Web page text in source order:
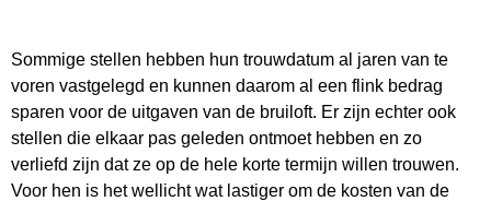
Sommige stellen hebben hun trouwdatum al jaren van te
voren vastgelegd en kunnen daarom al een flink bedrag
sparen voor de uitgaven van de bruiloft. Er zijn echter ook
stellen die elkaar pas geleden ontmoet hebben en zo
verliefd zijn dat ze op de hele korte termijn willen trouwen.
Voor hen is het wellicht wat lastiger om de kosten van de